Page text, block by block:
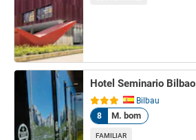
Hotel Seminario Bilbao
Bilbau
8
M. bom
FAMILIAR